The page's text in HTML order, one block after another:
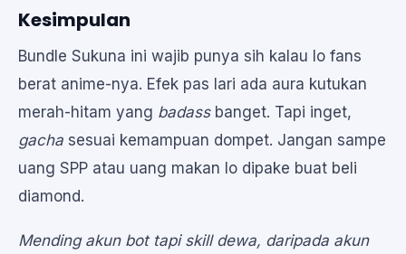
Kesimpulan
Bundle Sukuna ini wajib punya sih kalau lo fans
berat anime-nya. Efek pas lari ada aura kutukan
merah-hitam yang badassbanget. Tapi inget,
gacha sesuai kemampuan dompet. Jangan sampe
uang SPP atau uang makan lo dipake buat beli
diamond.
Mending akun bot tapi skill dewa, daripada akun